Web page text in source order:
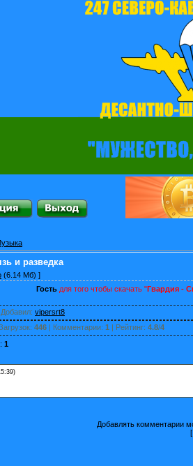
и разведка
(6.14 Мб) ]
Гость для того чтобы скачать "Гвардия -
Добавил: vipersrt8
: 446 | Комментарии: 1 | Рейтинг: 4.8/4
: 1
Добавлять комментарии
[